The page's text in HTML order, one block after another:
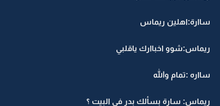
ساارة:اهلين ريماس
ريماس:شوو اخباارك ياقلبي
سااره :تمام والله
ريماس: سارة بسألك بدر في البيت ؟